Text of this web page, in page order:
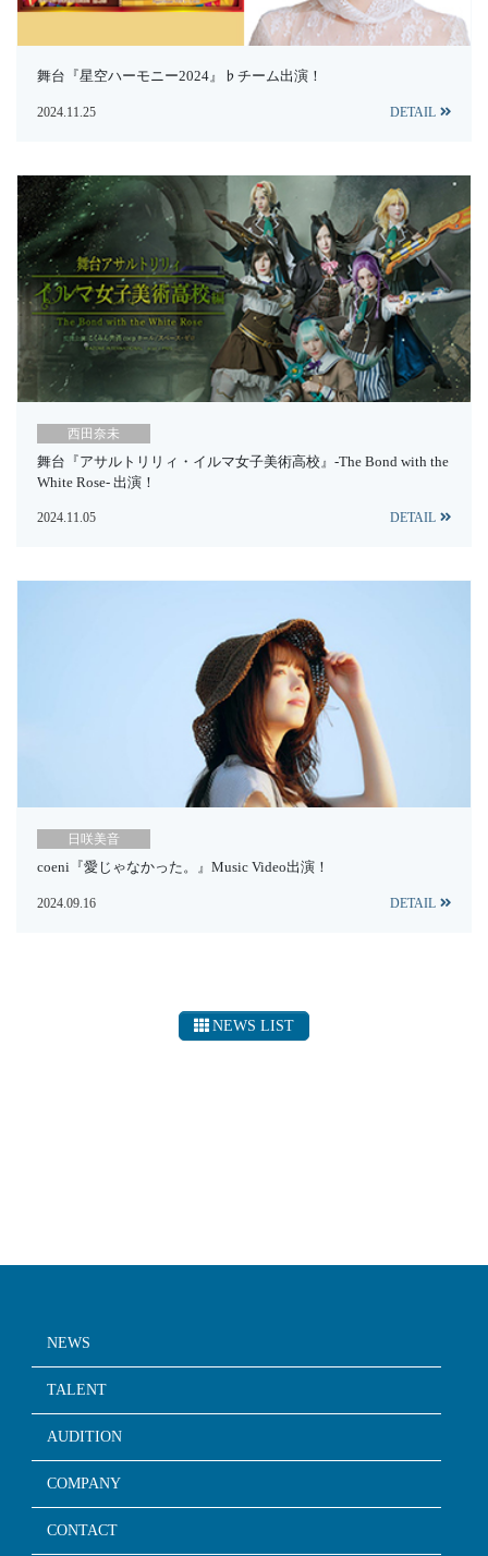
舞台『星空ハーモニー2024』♭チーム出演！
2024.11.25 DETAIL
西田奈未
舞台『アサルトリリィ・イルマ女子美術高校』-The Bond with the
White Rose- 出演！
2024.11.05 DETAIL
日咲美音
coeni『愛じゃなかった。』Music Video出演！
2024.09.16 DETAIL
NEWS LIST
NEWS
TALENT
AUDITION
COMPANY
CONTACT